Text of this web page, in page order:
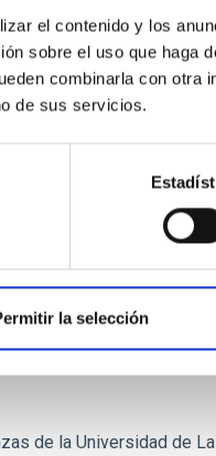
el contenido y los
sobre el uso que haga
combinarla con otra
de sus servicios.
la selección
ese espacio.
pueda financiar su
2) vendrá a la isla de La
tanto, con un mínimo
hace 40 años por
contestó:
cielo de La Palma era
países, claramente ha
comparable al de
hacen conjugar las
mundo, con las ventajas
de la Universidad de